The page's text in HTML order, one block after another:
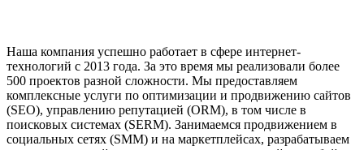
Наша компания успешно работает в сфере интернет-
технологий с 2013 года. За это время мы реализовали более
500 проектов разной сложности. Мы предоставляем
комплексные услуги по оптимизации и продвижению сайтов
(SEO), управлению репутацией (ORM), в том числе в
поисковых системах (SERM). Занимаемся продвижением в
социальных сетях (SMM) и на маркетплейсах, разрабатываем